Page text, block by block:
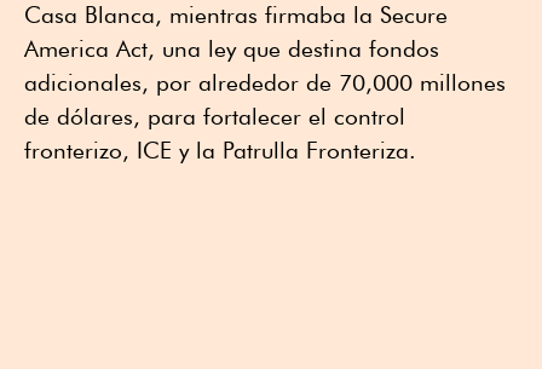
Casa Blanca, mientras firmaba la Secure
America Act, una ley que destina fondos
adicionales, por alrededor de 70,000 millones
de dólares, para fortalecer el control
fronterizo, ICE y la Patrulla Fronteriza.